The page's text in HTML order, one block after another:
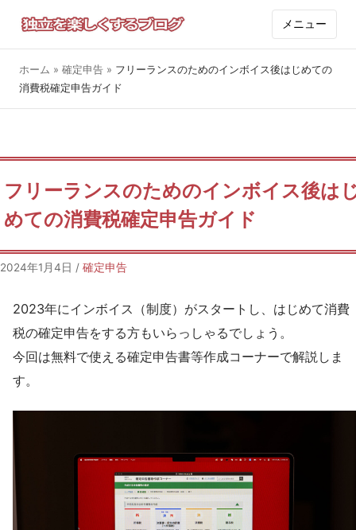
メニュー
ホーム » 確定申告 » フリーランスのためのインボイス後はじめての
消費税確定申告ガイド
フリーランスのためのインボイス後は
めての消費税確定申告ガイド
2024年1月4日 / 確定申告
2023年にインボイス（制度）がスタートし、はじめて消費
税の確定申告をする方もいらっしゃるでしょう。
今回は無料で使える確定申告書等作成コーナーで解説しま
す。